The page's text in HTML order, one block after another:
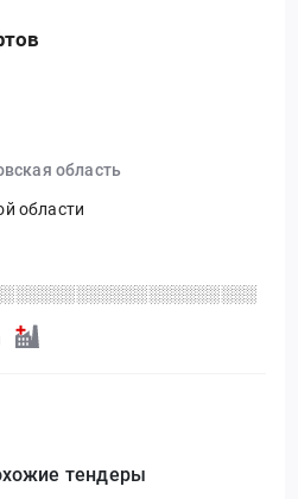
область
области
тендеры